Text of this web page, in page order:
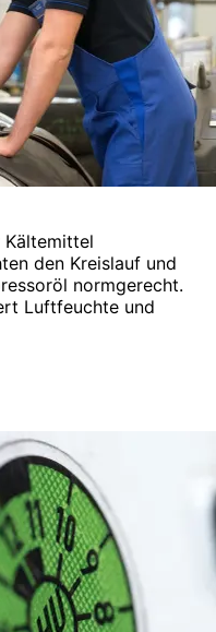
Kältemittel
den Kreislauf und
normgerecht.
Luftfeuchte und